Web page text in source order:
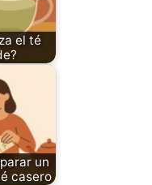
el té
un
casero